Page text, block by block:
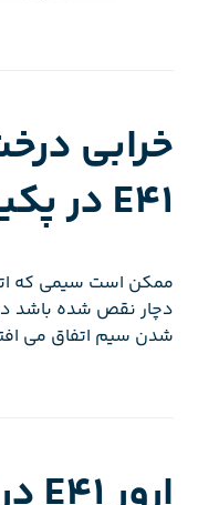
خرابی
E41 در پکیج ایران رادیاتور
ممکن است سیمی که
دچار نقص شده باشد
شدن سیم اتفاق می